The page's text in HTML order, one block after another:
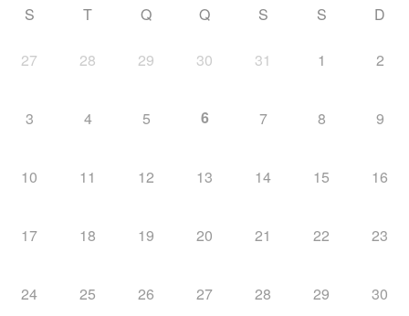
S T Q Q S S D
27 28 29 30 31 1 2
3 4 5 6 7 8 9
10 11 12 13 14 15 16
17 18 19 20 21 22 23
24 25 26 27 28 29 30